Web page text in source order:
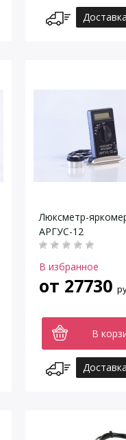
Люксметр-
АРГУС-12
В избранное
от 27730
В